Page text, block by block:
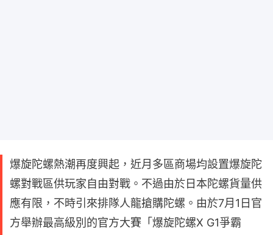
爆旋陀螺熱潮再度興起，近月多區商場均設置爆旋陀
螺對戰區供玩家自由對戰。不過由於日本陀螺貨量供
應有限，不時引來排隊人龍搶購陀螺。由於7月1日官
方舉辦最高級別的官方大賽「爆旋陀螺X G1爭霸